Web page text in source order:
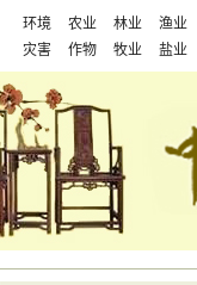
环境 农业 林业 渔业
灾害
作物 牧业 盐业